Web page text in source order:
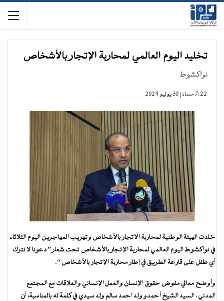
تخليد اليوم العالمي لمحاربة الإتجار بالأشخاص
نواكشوط
7:22 مساءً | 30 يوليو 2024
خلدت الهيئة الوطنية لمحاربة الاتجار بالأشخاص وتهريب المهاجرين اليوم الثلاثاء
في نواكشوط اليوم العالمي لمحاربة الإتجار بالأشخاص تحت شعار ” دعونا لا نترك
أي طفل على قارعة الطريق في إطار محاربة الإتجار بالأشخاص “.
وأوضح معالي مفوض حقوق الإنسان والعمل الإنساني والعلاقات مع المجتمع
المدني ، السيد الشيخ أحمدو ولد احمد سالم ولد سيدي في كلمة له بالمناسبة، أن